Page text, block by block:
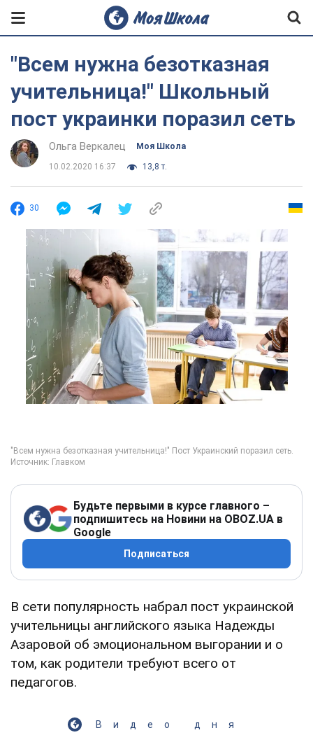
"Всем нужна безотказная
учительница!" Школьный
пост украинки поразил сеть
Ольга Веркалец Моя Школа
10.02.2020 16:37 13,8 т.
30
Будьте первыми в курсе главного –
подпишитесь на Новини на OBOZ.UA в
Google
Подписаться
В сети популярность набрал пост украинской
учительницы английского языка Надежды
Азаровой об эмоциональном выгорании и о
том, как родители требуют всего от
педагогов.
Видео дня